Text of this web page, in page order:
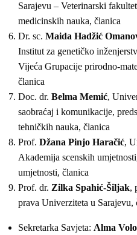
Sarajevu – Veterinarski
medicinskih nauka, članica
Dr. sc. Maida Hadžić
Institut za genetičko
Vijeća Grupacije prirodno-
članica
Doc. dr. Belma Memić,
saobraćaj i komunikacije,
tehničkih nauka, članica
Prof. Džana Pinjo Haračić,
Akademija scenskih
umjetnosti, članica
Prof. dr. Zilka Spahić-Šiljak,
prava Univerziteta u Sarajevu,
Sekretarka Savjeta: Alma